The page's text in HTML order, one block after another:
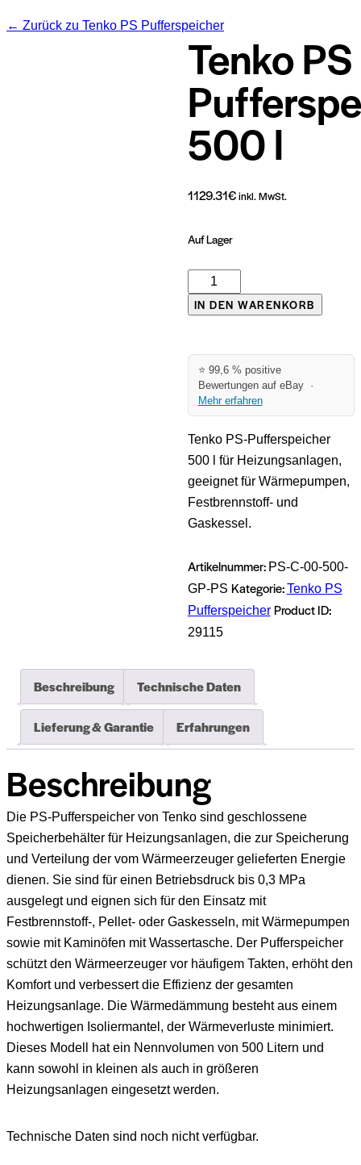
← Zurück zu Tenko PS Pufferspeicher
Tenko PS
500 l
1129.31€inkl. MwSt.
Auf Lager
Tenko
PS
Menge
IN DEN WARENKORB
⭐ 99,6 % positive
Bewertungen auf eBay ·
Mehr erfahren
Tenko PS‑Pufferspeicher
500 l für Heizungsanlagen,
geeignet für Wärmepumpen,
Festbrennstoff- und
Gaskessel.
Artikelnummer: PS-C-00-500-
GP-PS Kategorie:Tenko PS
Pufferspeicher Product ID:
29115
Beschreibung Technische Daten
Lieferung & Garantie Erfahrungen
Beschreibung
Die PS‑Pufferspeicher von Tenko sind geschlossene
Speicherbehälter für Heizungsanlagen, die zur Speicherung
und Verteilung der vom Wärmeerzeuger gelieferten Energie
dienen. Sie sind für einen Betriebsdruck bis 0,3 MPa
ausgelegt und eignen sich für den Einsatz mit
Festbrennstoff-, Pellet- oder Gaskesseln, mit Wärmepumpen
sowie mit Kaminöfen mit Wassertasche. Der Pufferspeicher
schützt den Wärmeerzeuger vor häufigem Takten, erhöht den
Komfort und verbessert die Effizienz der gesamten
Heizungsanlage. Die Wärmedämmung besteht aus einem
hochwertigen Isoliermantel, der Wärmeverluste minimiert.
Dieses Modell hat ein Nennvolumen von 500 Litern und
kann sowohl in kleinen als auch in größeren
Heizungsanlagen eingesetzt werden.
Technische Daten sind noch nicht verfügbar.